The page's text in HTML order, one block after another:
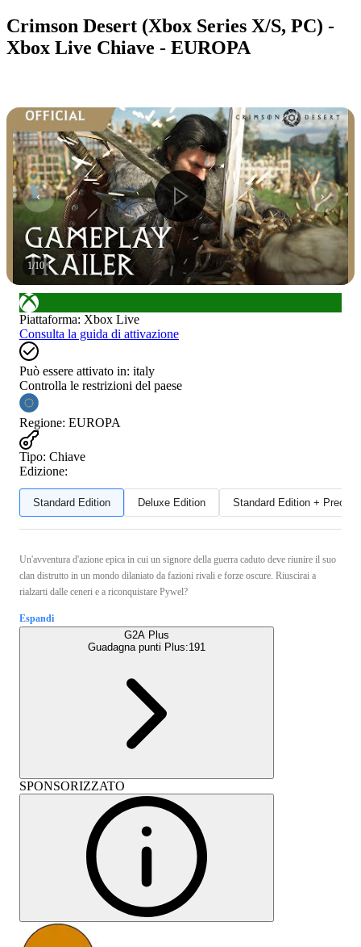
Crimson Desert (Xbox Series X/S, PC) -
Xbox Live Chiave - EUROPA
1/10
Piattaforma: Xbox Live
Consulta la guida di attivazione
Può essere attivato in: italy
Controlla le restrizioni del paese
Regione: EUROPA
Tipo: Chiave
Edizione:
Standard Edition Deluxe Edition Standard Edition +
Un'avventura d'azione epica in cui un signore della guerra caduto deve riunire il suo
clan distrutto in un mondo dilaniato da fazioni rivali e forze oscure. Riuscirai a
rialzarti dalle ceneri e a riconquistare Pywel?
Espandi
G2A Plus
Guadagna punti Plus:191
SPONSORIZZATO